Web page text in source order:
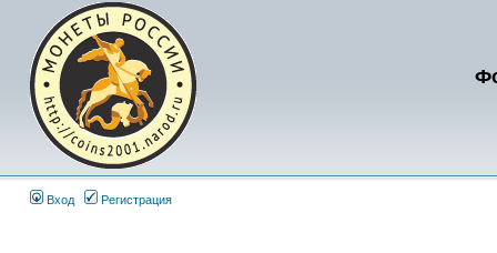
Вход Регистрация